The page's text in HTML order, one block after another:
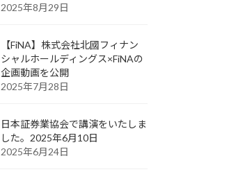
2025年8月29日
【FiNA】株式会社北國フィナン
シャルホールディングス×FiNAの
企画動画を公開
2025年7月28日
日本証券業協会で講演をいたしま
した。2025年6月10日
2025年6月24日